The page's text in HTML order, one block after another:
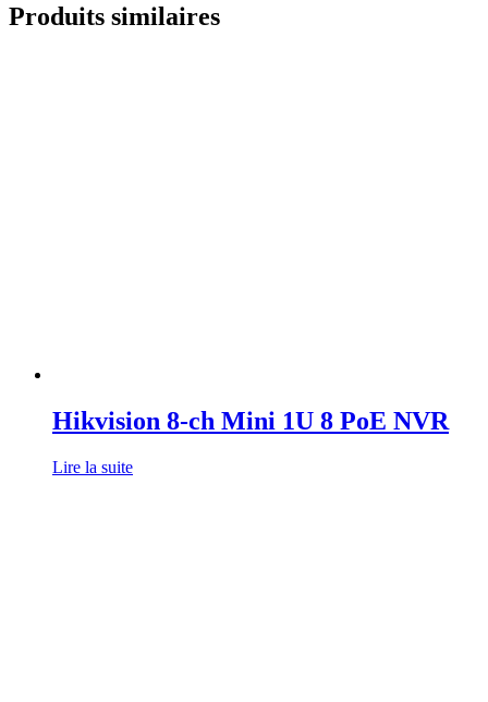
Produits similaires
Hikvision 8-ch Mini 1U 8 PoE NVR
Lire la suite